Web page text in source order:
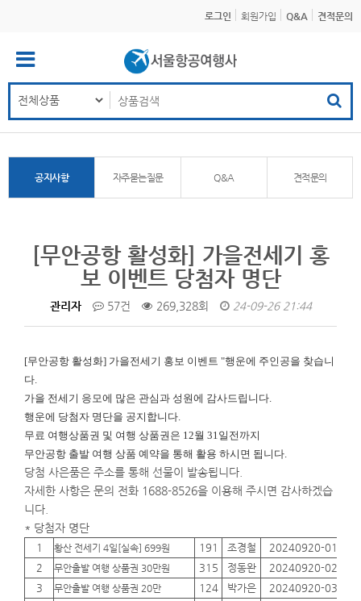
로그인 회원가입 Q&A 견적문의
공지사항 자주묻는질문 Q&A 견적문의
[무안공항 활성화] 가을전세기 홍
보 이벤트 당첨자 명단
관리자 57건 269,328회 24-09-26 21:44
[무안공항 활성화] 가을전세기 홍보 이벤트 "행운에 주인공을 찾습니
다.
가을 전세기 응모에 많은 관심과 성원에 감사드립니다.
행운에 당첨자 명단을 공지합니다.
무료 여행상품권 및 여행 상품권은 12월 31일전까지
무안공항 출발 여행 상품 예약을 통해 활용 하시면 됩니다.
당첨 사은품은 주소를 통해 선물이 발송됩니다.
자세한 사항은 문의 전화 1688-8526을 이용해 주시면 감사하겠습
니다.
* 당첨자 명단
1 황산 전세기 4일[실속] 699원 191 조경철 20240920-01
2
무안출발 여행 상품권 30만원 315 정동완 20240920-02
3
무안출발 여행 상품권 20만 124 박가은 20240920-03